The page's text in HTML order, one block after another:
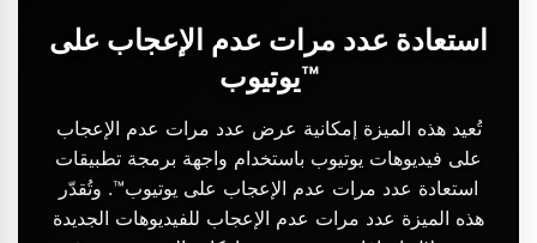
استعادة عدد مرات عدم الإعجاب على
يوتيوب™
تُعيد هذه الميزة إمكانية عرض عدد مرات عدم الإعجاب
على فيديوهات يوتيوب باستخدام واجهة برمجة تطبيقات
استعادة عدد مرات عدم الإعجاب على يوتيوب™. وتُقدّر
هذه الميزة عدد مرات عدم الإعجاب للفيديوهات الجديدة